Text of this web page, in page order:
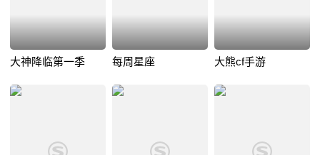
大神降临第一季 每周星座 大熊cf手游